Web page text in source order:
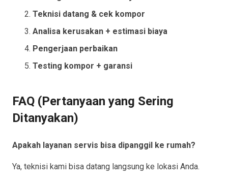
Teknisi datang & cek kompor
Analisa kerusakan + estimasi biaya
Pengerjaan perbaikan
Testing kompor + garansi
FAQ (Pertanyaan yang Sering
Ditanyakan)
Apakah layanan servis bisa dipanggil ke rumah?
Ya, teknisi kami bisa datang langsung ke lokasi Anda.